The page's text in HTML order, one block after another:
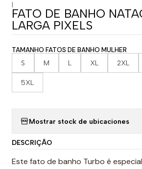
|
FATO DE BANHO
LARGA PIXELS
TAMANHO FATOS DE BANHO MULHER
S M L XL 2XL
5XL
Mostrar stock de ubicaciones
DESCRIÇÃO
Este fato de banho Turbo é